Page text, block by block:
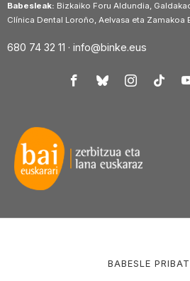
Babesleak: Bizkaiko Foru Aldundia,
Clínica Dental Loroño, Aelvasa eta Zamakoa
680 74 32 11 · info@binke.eus
BABESLE